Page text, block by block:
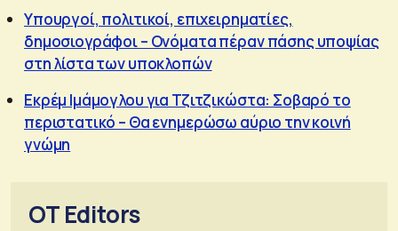
Υπουργοί, πολιτικοί, επιχειρηματίες,
δημοσιογράφοι – Ονόματα πέραν πάσης υποψίας
στη λίστα των υποκλοπών
Εκρέμ Ιμάμογλου για Τζιτζικώστα: Σοβαρό το
περιστατικό – Θα ενημερώσω αύριο την κοινή
γνώμη
OT Editors